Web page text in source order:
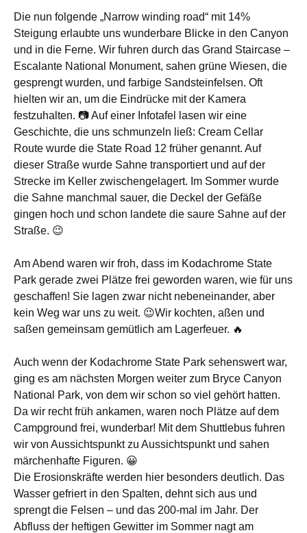
Die nun folgende „Narrow winding road“ mit 14%
Steigung erlaubte uns wunderbare Blicke in den Canyon
und in die Ferne. Wir fuhren durch das Grand Staircase –
Escalante National Monument, sahen grüne Wiesen, die
gesprengt wurden, und farbige Sandsteinfelsen. Oft
hielten wir an, um die Eindrücke mit der Kamera
festzuhalten. 📷 Auf einer Infotafel lasen wir eine
Geschichte, die uns schmunzeln ließ: Cream Cellar
Route wurde die State Road 12 früher genannt. Auf
dieser Straße wurde Sahne transportiert und auf der
Strecke im Keller zwischengelagert. Im Sommer wurde
die Sahne manchmal sauer, die Deckel der Gefäße
gingen hoch und schon landete die saure Sahne auf der
Straße. 😉
Am Abend waren wir froh, dass im Kodachrome State
Park gerade zwei Plätze frei geworden waren, wie für uns
geschaffen! Sie lagen zwar nicht nebeneinander, aber
kein Weg war uns zu weit. 😉Wir kochten, aßen und
saßen gemeinsam gemütlich am Lagerfeuer. 🔥
Auch wenn der Kodachrome State Park sehenswert war,
ging es am nächsten Morgen weiter zum Bryce Canyon
National Park, von dem wir schon so viel gehört hatten.
Da wir recht früh ankamen, waren noch Plätze auf dem
Campground frei, wunderbar! Mit dem Shuttlebus fuhren
wir von Aussichtspunkt zu Aussichtspunkt und sahen
märchenhafte Figuren. 😀
Die Erosionskräfte werden hier besonders deutlich. Das
Wasser gefriert in den Spalten, dehnt sich aus und
sprengt die Felsen – und das 200-mal im Jahr. Der
Abfluss der heftigen Gewitter im Sommer nagt am